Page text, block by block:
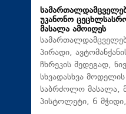
უკანონო
მასალა ამოიღეს
პირადი,
ჩხრეკის შედეგად,
სხვადასხვა
საბრძოლო მასალა,
პისტოლეტი, 6